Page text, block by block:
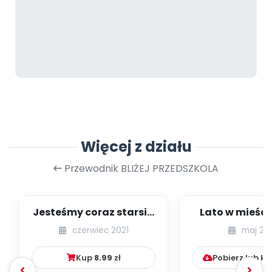
Więcej z działu
Przewodnik BLIŻEJ PRZEDSZKOLA
Jesteśmy coraz starsi -
zestaw
czerwiec 2021
Kup 8.99 zł
Lato w
dzieci
numer
maj
Pobierz lub